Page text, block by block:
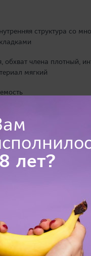
структура со
обхват члена плотный,
мягкий
пробник (12 мл)
лет?